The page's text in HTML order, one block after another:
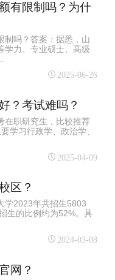
有限制吗？为什
制吗？答案：据悉，山
学力、专业硕士、高级
2025-06-26
？考试难吗？
在职研究生，比较推荐
学习行政学、政治学、
2025-04-09
区？
学2023年共招生5803
生的比例约为52%。具
2024-03-08
网？